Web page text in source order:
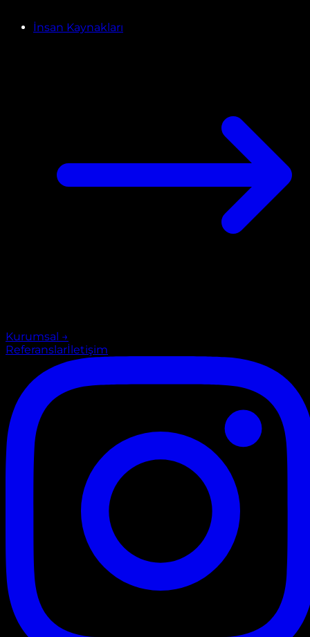
İnsan Kaynakları
Kurumsal →
Referanslarİletişim